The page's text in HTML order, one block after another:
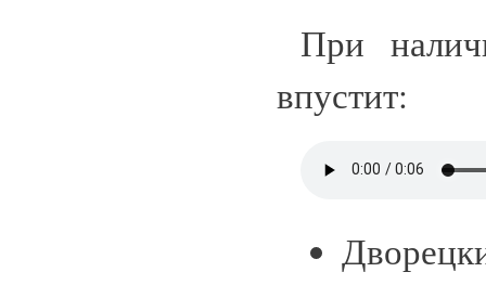
При
впустит: